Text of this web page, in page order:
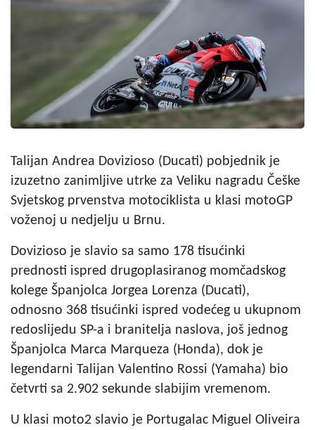
Talijan Andrea Dovizioso (Ducati) pobjednik je
izuzetno zanimljive utrke za Veliku nagradu Češke
Svjetskog prvenstva motociklista u klasi motoGP
voženoj u nedjelju u Brnu.
Dovizioso je slavio sa samo 178 tisućinki
prednosti ispred drugoplasiranog momčadskog
kolege Španjolca Jorgea Lorenza (Ducati),
odnosno 368 tisućinki ispred vodećeg u ukupnom
redoslijedu SP-a i branitelja naslova, još jednog
Španjolca Marca Marqueza (Honda), dok je
legendarni Talijan Valentino Rossi (Yamaha) bio
četvrti sa 2.902 sekunde slabijim vremenom.
U klasi moto2 slavio je Portugalac Miguel Oliveira